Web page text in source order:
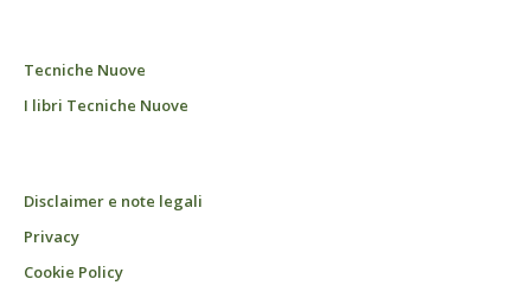
Tecniche Nuove
I libri Tecniche Nuove
Disclaimer e note legali
Privacy
Cookie Policy